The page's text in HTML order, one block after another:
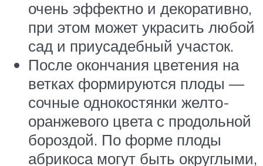
очень эффектно и декоративно,
при этом может украсить любой
сад и приусадебный участок.
После окончания цветения на
ветках формируются плоды —
сочные однокостянки желто-
оранжевого цвета с продольной
бороздой. По форме плоды
абрикоса могут быть округлыми,